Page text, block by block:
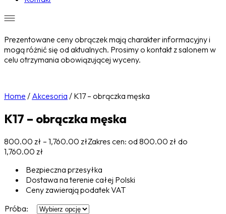
Prezentowane ceny obrączek mają charakter informacyjny i
mogą różnić się od aktualnych. Prosimy o kontakt z salonem w
celu otrzymania obowiązującej wyceny.
Home / Akcesoria / K17 – obrączka męska
K17 – obrączka męska
800.00 zł – 1,760.00 złZakres cen: od 800.00 zł do
1,760.00 zł
Bezpieczna przesyłka
Dostawa na terenie całej Polski
Ceny zawierają podatek VAT
Próba: